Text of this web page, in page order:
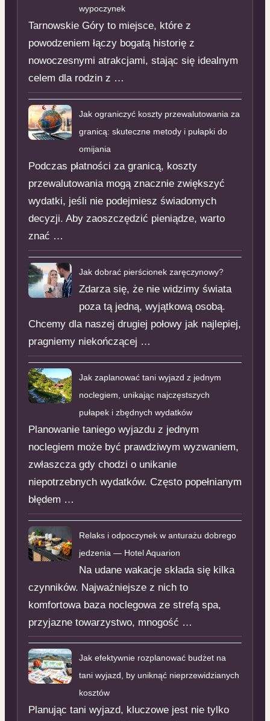
wypoczynek
Tarnowskie Góry to miejsce, które z
powodzeniem łączy bogatą historię z
nowoczesnymi atrakcjami, stając się idealnym
celem dla rodzin z …
Jak ograniczyć koszty przewalutowania za
granicą: skuteczne metody i pułapki do
omijania
Podczas płatności za granicą, koszty
przewalutowania mogą znacznie zwiększyć
wydatki, jeśli nie podejmiesz świadomych
decyzji. Aby zaoszczędzić pieniądze, warto
znać …
Jak dobrać pierścionek zaręczynowy?
Zdarza się, że nie widzimy świata
poza tą jedną, wyjątkową osobą.
Chcemy dla naszej drugiej połowy jak najlepiej,
pragniemy niekończącej …
Jak zaplanować tani wyjazd z jednym
noclegiem, unikając najczęstszych
pułapek i zbędnych wydatków
Planowanie taniego wyjazdu z jednym
noclegiem może być prawdziwym wyzwaniem,
zwłaszcza gdy chodzi o unikanie
niepotrzebnych wydatków. Często popełnianym
błędem …
Relaks i odpoczynek w anturażu dobrego
jedzenia — Hotel Aquarion
Na udane wakacje składa się kilka
czynników. Najważniejsze z nich to
komfortowa baza noclegowa ze strefą spa,
przyjazne towarzystwo, mnogość …
Jak efektywnie rozplanować budżet na
tani wyjazd, by uniknąć nieprzewidzianych
kosztów
Planując tani wyjazd, kluczowe jest nie tylko